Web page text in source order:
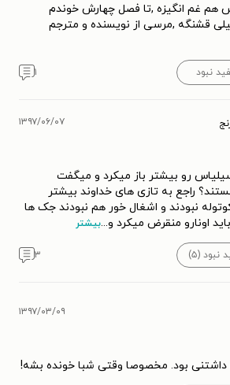
س هم غم انگیزه ,تا فصل چهارش خوندم
قشنگه ,مرسی از نویسنده و مترجم
نبود ۱
۱۳۹۷/۰۶/۰۷
رو بیشتر باز میکرد و میگفت
راجع به تازی های خداوند بیشتر
نبودند و اشغال خور هم نبودند جک ها
اونارو منقرض میکرد و...بیشتر
نبود (۵) ۳
۱۳۹۷/۰۳/۰۹
بود. مخصوصا وقتی شبا خونده بشه!